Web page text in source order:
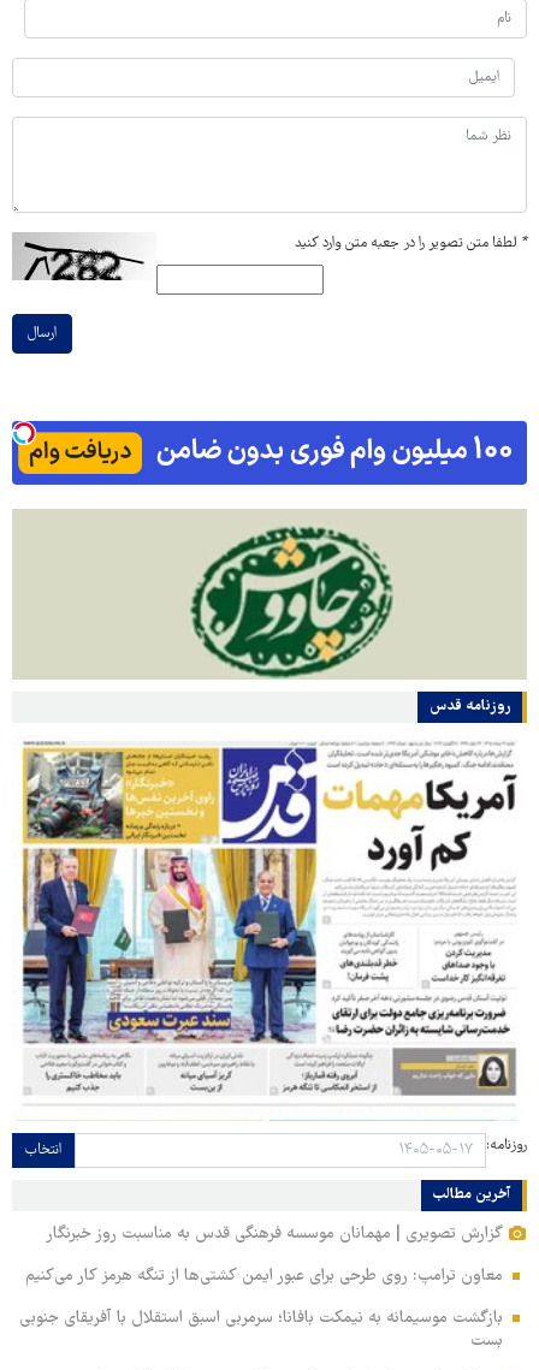
* لطفا متن تصویر را در جعبه متن وارد کنید
ارسال
روزنامه قدس
روزنامه: انتخاب
آخرین مطالب
گزارش تصویری | مهمانان موسسه فرهنگی قدس به مناسبت روز خبرنگار
معاون ترامپ: روی طرحی برای عبور ایمن کشتی‌ها از تنگه هرمز کار می‌کنیم
بازگشت موسیمانه به نیمکت بافانا؛ سرمربی اسبق استقلال با آفریقای جنوبی
بست